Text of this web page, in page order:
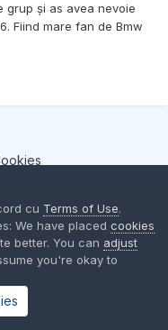
grup și as avea nevoie
Fiind mare fan de Bmw
, doar dupa 3
cu Terms of Use.
We have placed cookies
better. You can adjust
you're okay to